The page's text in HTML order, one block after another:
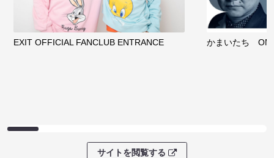
EXIT OFFICIAL FANCLUB ENTRANCE かまいたち
サイトを閲覧する